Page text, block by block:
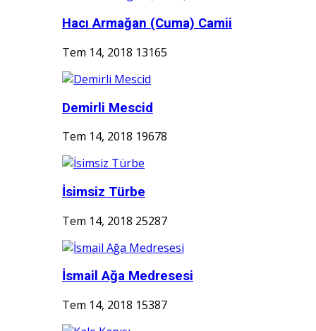
Hacı Armağan (Cuma) Camii
Tem 14, 2018 13165
Demirli Mescid
Tem 14, 2018 19678
İsimsiz Türbe
Tem 14, 2018 25287
İsmail Ağa Medresesi
Tem 14, 2018 15387